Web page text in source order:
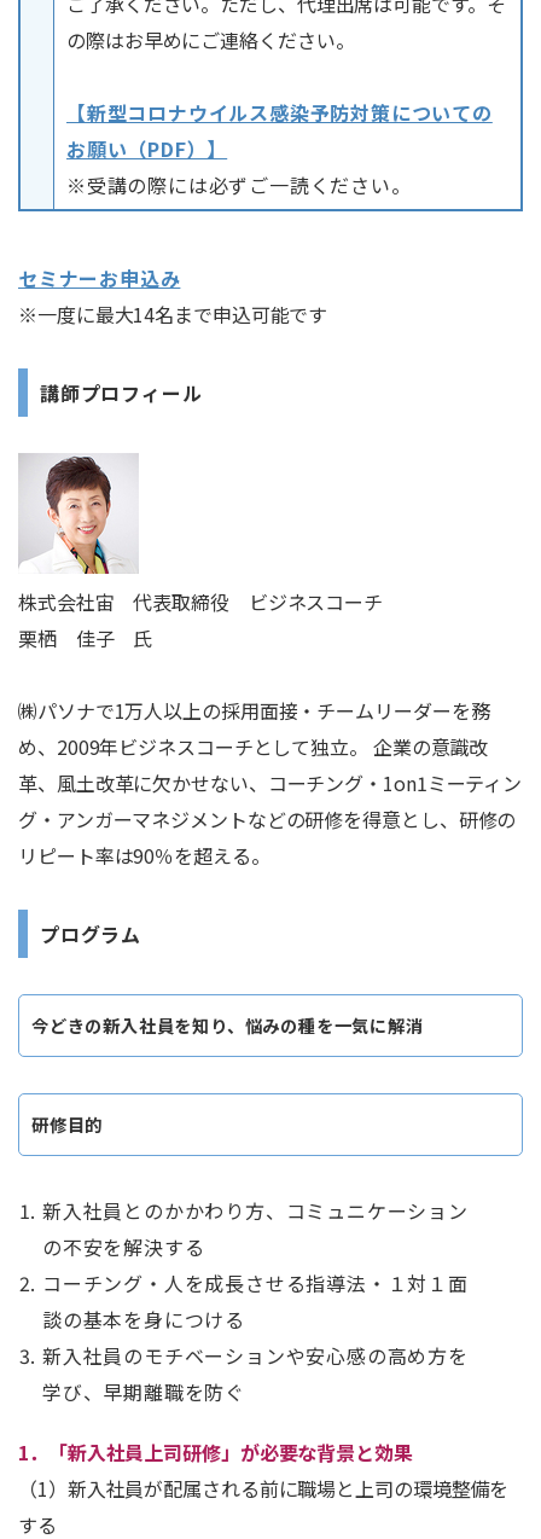
の際はお早めにご連絡ください。
【新型コロナウイルス感染予防対策についての
お願い（PDF）】
※受講の際には必ずご一読ください。
セミナーお申込み
※一度に最大14名まで申込可能です
講師プロフィール
株式会社宙 代表取締役 ビジネスコーチ
栗栖 佳子 氏
㈱パソナで1万人以上の採用面接・チームリーダーを務
め、2009年ビジネスコーチとして独立。 企業の意識改
革、風土改革に欠かせない、コーチング・1on1ミーティン
グ・アンガーマネジメントなどの研修を得意とし、研修の
リピート率は90％を超える。
プログラム
今どきの新入社員を知り、悩みの種を一気に解消
研修目的
新入社員とのかかわり方、コミュニケーション
の不安を解決する
コーチング・人を成長させる指導法・１対１面
談の基本を身につける
新入社員のモチベーションや安心感の高め方を
学び、早期離職を防ぐ
1．「新入社員上司研修」が必要な背景と効果
（1）新入社員が配属される前に職場と上司の環境整備を
する